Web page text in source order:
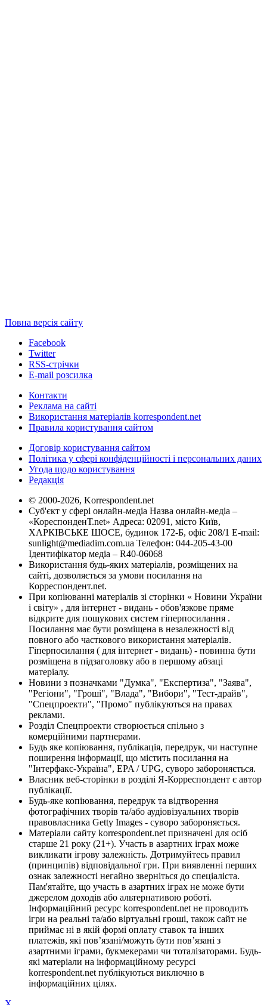
Повна версія сайту
Facebook
Twitter
RSS-стрічки
E-mail розсилка
Контакти
Реклама на сайті
Використання матеріалів korrespondent.net
Правила користування сайтом
Договір користування сайтом
Політика у сфері конфіденційності і персональних даних
Угода щодо користування
Редакція
© 2000-2026, Korrespondent.net
Суб'єкт у сфері онлайн-медіа Назва онлайн-медіа –
«КореспонденТ.net» Адреса: 02091, місто Київ,
ХАРКІВСЬКЕ ШОСЕ, будинок 172-Б, офіс 208/1 E-mail:
sunlight@mediadim.com.ua Телефон: 044-205-43-00
Ідентифікатор медіа – R40-06068
Використання будь-яких матеріалів, розміщених на
сайті, дозволяється за умови посилання на
Корреспондент.net.
При копіюванні матеріалів зі сторінки « Новини України
і світу» , для інтернет - видань - обов'язкове пряме
відкрите для пошукових систем гіперпосилання .
Посилання має бути розміщена в незалежності від
повного або часткового використання матеріалів.
Гіперпосилання ( для інтернет - видань) - повинна бути
розміщена в підзаголовку або в першому абзаці
матеріалу.
Новини з позначками "Думка", "Експертиза", "Заява",
"Регіони", "Гроші", "Влада", "Вибори", "Тест-драйв",
"Спецпроекти", "Промо" публікуються на правах
реклами.
Розділ Спецпроекти створюється спільно з
комерційними партнерами.
Будь яке копіювання, публікація, передрук, чи наступне
поширення інформації, що містить посилання на
"Інтерфакс-Україна", EPA / UPG, суворо забороняється.
Власник веб-сторінки в розділі Я-Корреспондент є автор
публікації.
Будь-яке копіювання, передрук та відтворення
фотографічних творів та/або аудіовізуальних творів
правовласника Getty Images - суворо забороняється.
Матеріали сайту korrespondent.net призначені для осіб
старше 21 року (21+). Участь в азартних іграх може
викликати ігрову залежність. Дотримуйтесь правил
(принципів) відповідальної гри. При виявленні перших
ознак залежності негайно зверніться до спеціаліста.
Пам'ятайте, що участь в азартних іграх не може бути
джерелом доходів або альтернативою роботі.
Інформаційний ресурс korrespondent.net не проводить
ігри на реальні та/або віртуальні гроші, також сайт не
приймає ні в якій формі оплату ставок та інших
платежів, які пов’язані/можуть бути пов’язані з
азартними іграми, букмекерами чи тоталізаторами. Будь-
які матеріали на інформаційному ресурсі
korrespondent.net публікуються виключно в
інформаційних цілях.